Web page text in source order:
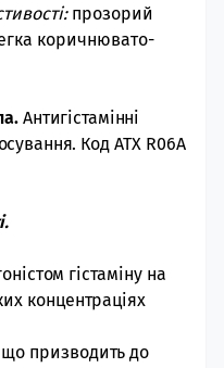
прозорий
коричнювато-
Антигістамінні
Код АТХ R06А
гістаміну на
концентраціях
що призводить до